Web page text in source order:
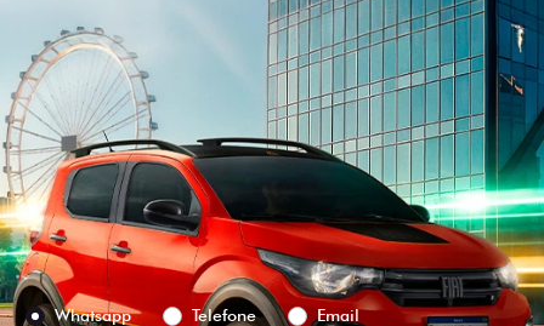
Versão escolhida
Preferência de contato:
Whatsapp
Telefone Email